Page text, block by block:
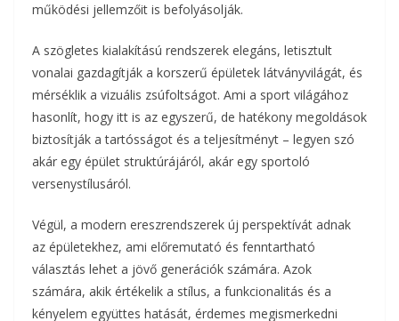
működési jellemzőit is befolyásolják.
A szögletes kialakítású rendszerek elegáns, letisztult
vonalai gazdagítják a korszerű épületek látványvilágát, és
mérséklik a vizuális zsúfoltságot. Ami a sport világához
hasonlít, hogy itt is az egyszerű, de hatékony megoldások
biztosítják a tartósságot és a teljesítményt – legyen szó
akár egy épület struktúrájáról, akár egy sportoló
versenystílusáról.
Végül, a modern ereszrendszerek új perspektívát adnak
az épületekhez, ami előremutató és fenntartható
választás lehet a jövő generációk számára. Azok
számára, akik értékelik a stílus, a funkcionalitás és a
kényelem együttes hatását, érdemes megismerkedni